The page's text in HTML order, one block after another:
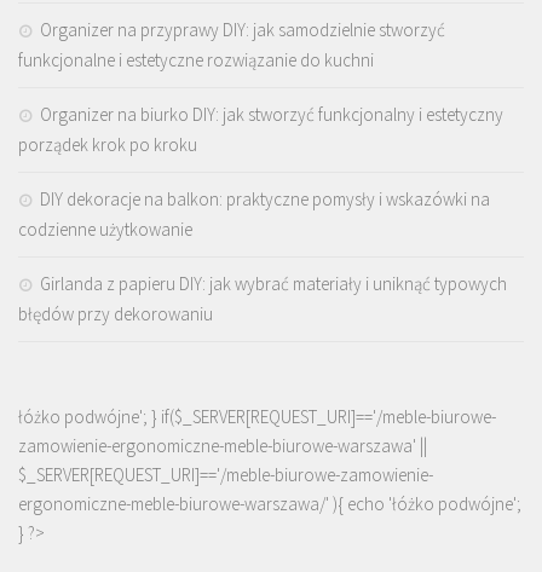
Organizer na przyprawy DIY: jak samodzielnie stworzyć
funkcjonalne i estetyczne rozwiązanie do kuchni
Organizer na biurko DIY: jak stworzyć funkcjonalny i estetyczny
porządek krok po kroku
DIY dekoracje na balkon: praktyczne pomysły i wskazówki na
codzienne użytkowanie
Girlanda z papieru DIY: jak wybrać materiały i uniknąć typowych
błędów przy dekorowaniu
łóżko podwójne'; } if($_SERVER[REQUEST_URI]=='/meble-biurowe-
zamowienie-ergonomiczne-meble-biurowe-warszawa' ||
$_SERVER[REQUEST_URI]=='/meble-biurowe-zamowienie-
ergonomiczne-meble-biurowe-warszawa/' ){ echo 'łóżko podwójne';
} ?>